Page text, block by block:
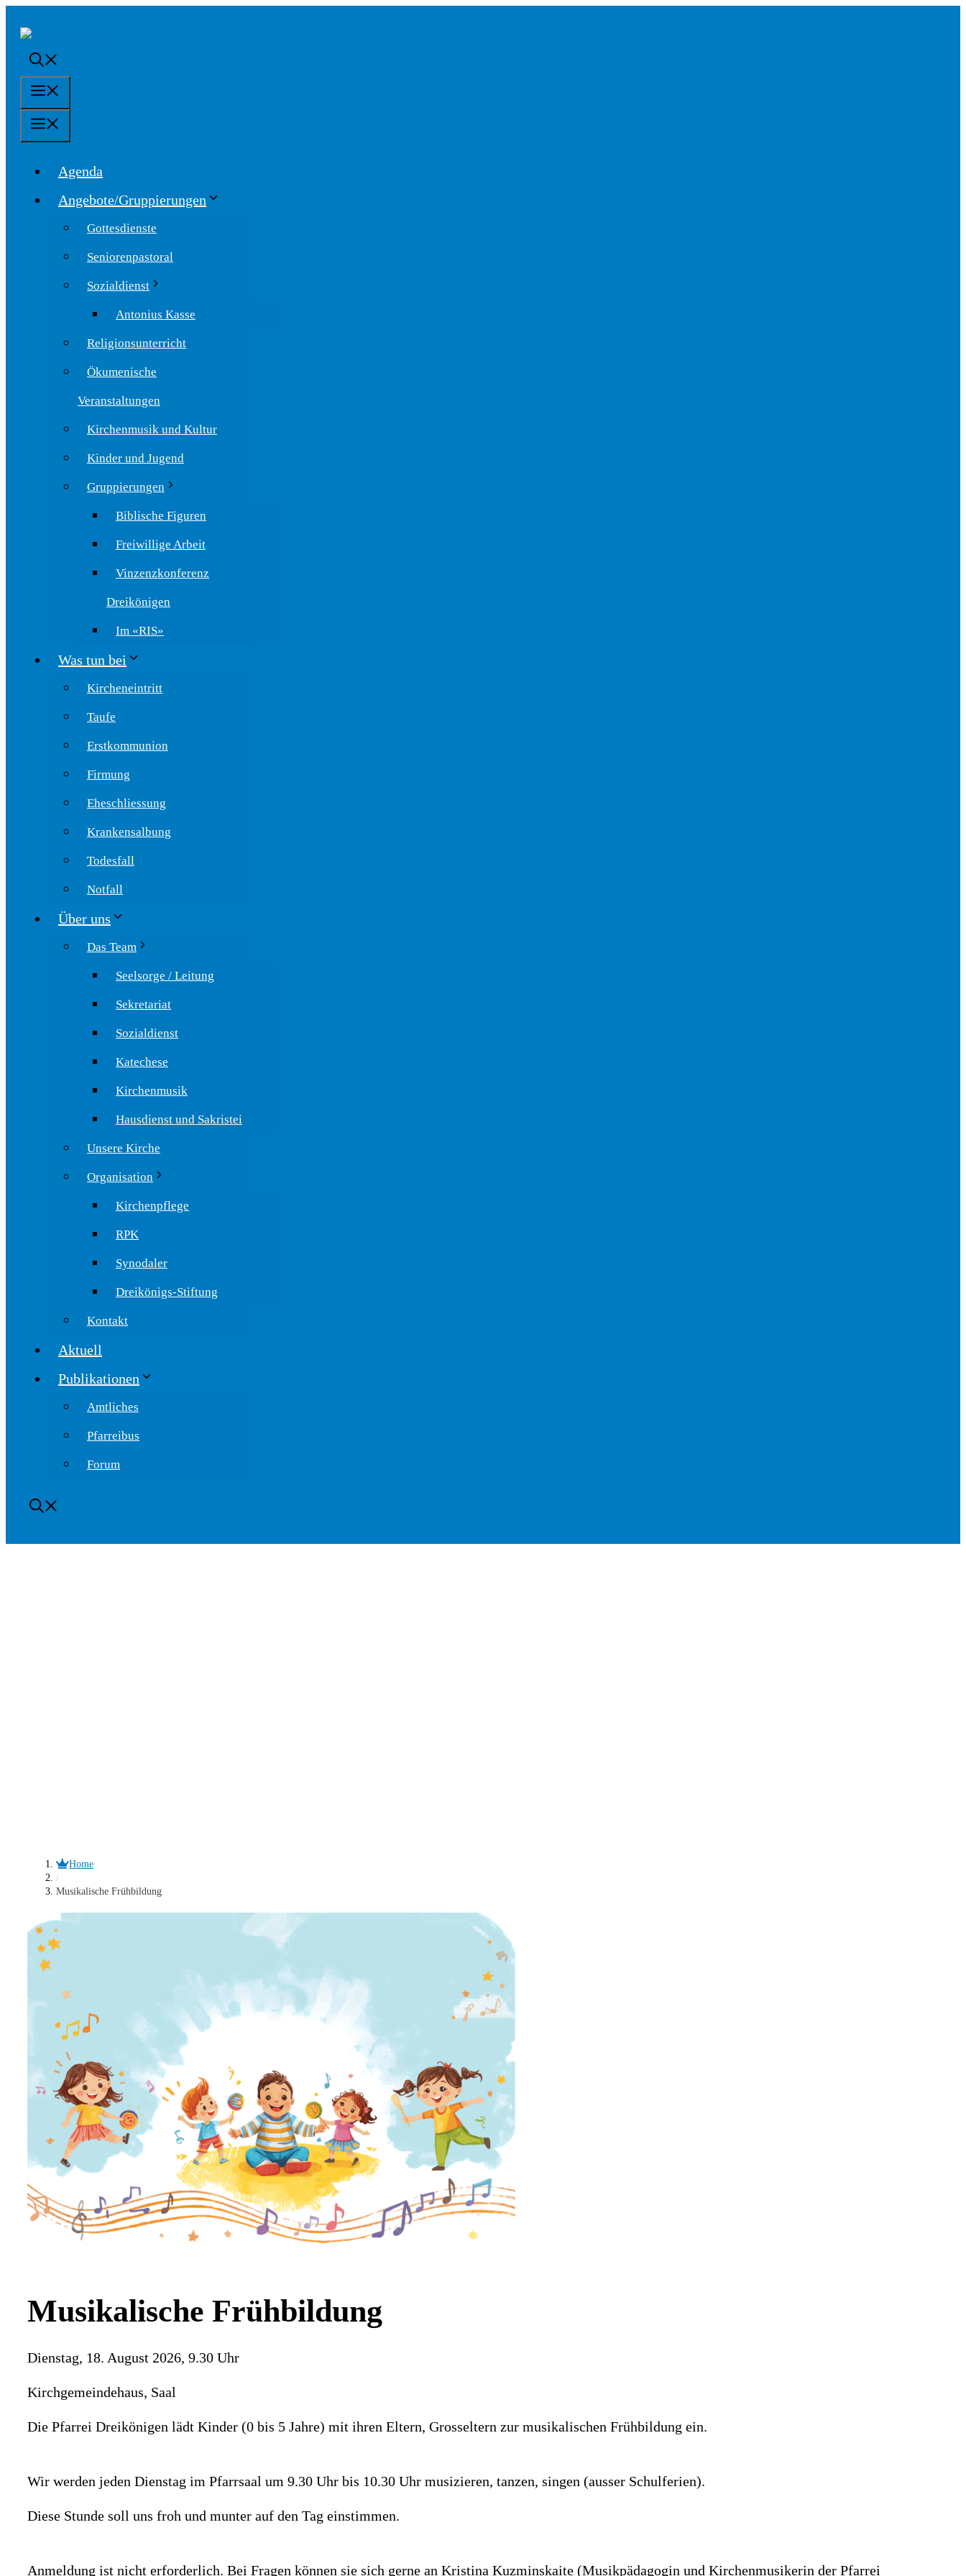
zum
Inhalt
Agenda
Angebote/Gruppierungen
Gottesdienste
Seniorenpastoral
Sozialdienst
Antonius Kasse
Religionsunterricht
Ökumenische
Veranstaltungen
Kirchenmusik und Kultur
Kinder und Jugend
Gruppierungen
Biblische Figuren
Freiwillige Arbeit
Vinzenzkonferenz
Dreikönigen
Im «RIS»
Was tun bei
Kircheneintritt
Taufe
Erstkommunion
Firmung
Eheschliessung
Krankensalbung
Todesfall
Notfall
Über uns
Das Team
Seelsorge / Leitung
Sekretariat
Sozialdienst
Katechese
Kirchenmusik
Hausdienst und Sakristei
Unsere Kirche
Organisation
Kirchenpflege
RPK
Synodaler
Dreikönigs-Stiftung
Kontakt
Aktuell
Publikationen
Amtliches
Pfarreibus
Forum
Home
/
Musikalische Frühbildung
Musikalische Frühbildung
Dienstag, 18. August 2026, 9.30 Uhr
Kirchgemeindehaus, Saal
Die Pfarrei Dreikönigen lädt Kinder (0 bis 5 Jahre) mit ihren Eltern, Grosseltern zur musikalischen Frühbildung ein.
Wir werden jeden Dienstag im Pfarrsaal um 9.30 Uhr bis 10.30 Uhr musizieren, tanzen, singen (ausser Schulferien).
Diese Stunde soll uns froh und munter auf den Tag einstimmen.
Anmeldung ist nicht erforderlich. Bei Fragen können sie sich gerne an Kristina Kuzminskaite (Musikpädagogin und Kirchenmusikerin der Pfarrei